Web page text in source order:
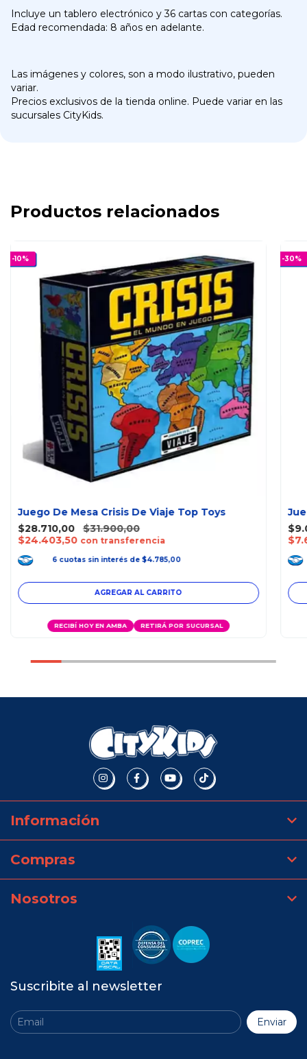
Incluye un tablero electrónico y 36 cartas con categorías.
Edad recomendada: 8 años en adelante.
Las imágenes y colores, son a modo ilustrativo, pueden
variar.
Precios exclusivos de la tienda online. Puede variar en las
sucursales CityKids.
Productos relacionados
-10%
Juego De Mesa Crisis De Viaje Top Toys
$28.710,00
$31.900,00
$24.403,50 con transferencia
6 cuotas sin interés de $4.785,00
RECIBÍ HOY EN AMBA RETIRÁ POR SUCURSAL
-30%
Información
Compras
Nosotros
Suscribite al newsletter